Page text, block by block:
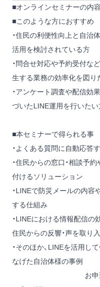
■オンラインセミナーの内容
■このような方におすすめ
・住民の利便性向上と自治
活用を検討されている方
・問合せ対応や予約受付な
生する業務の効率化を図り
・アンケート調査や配信効
づいたLINE運用を行いたい
■本セミナーで得られる事
・よくある質問に自動応答
・住民からの窓口・相談予
付けるソリューション
・LINEで防災メールの内
する仕組み
・LINEにおける情報配信の
住民からの反響・声を取り
・そのほか、LINEを活用し
なげた自治体様の事例
お